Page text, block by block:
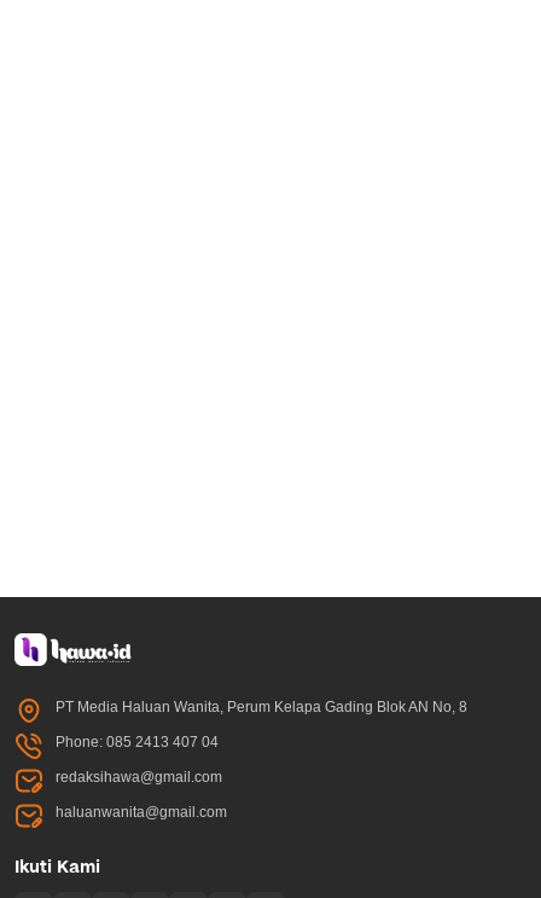
PT Media Haluan Wanita, Perum Kelapa Gading Blok AN No, 8
Phone: 085 2413 407 04
redaksihawa@gmail.com
haluanwanita@gmail.com
Ikuti Kami